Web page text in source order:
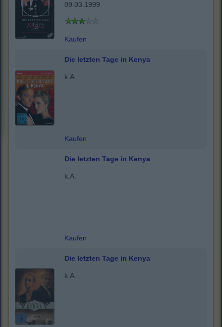
09.03.1999
Kaufen
Die letzten Tage in Kenya
k.A.
Kaufen
Die letzten Tage in Kenya
k.A.
Kaufen
Die letzten Tage in Kenya
k.A.